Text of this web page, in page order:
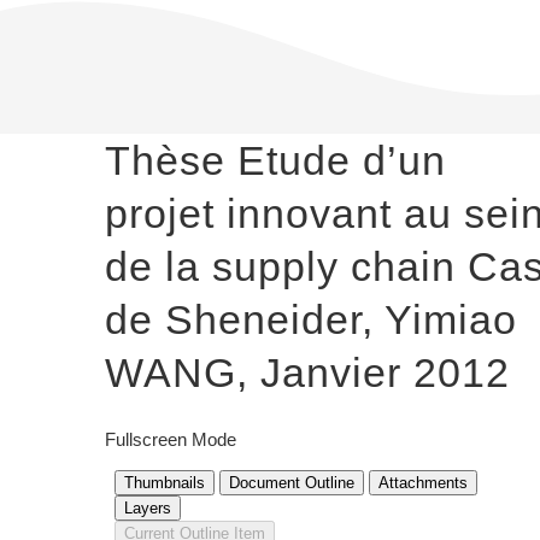
Thèse Etude d’un
projet innovant au
de la supply chain
de Sheneider, Yimiao
WANG, Janvier 2012
Fullscreen Mode